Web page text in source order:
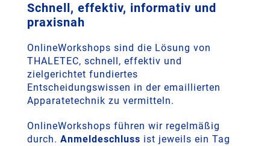
Schnell, effektiv, informativ und
praxisnah
OnlineWorkshops sind die Lösung von
THALETEC, schnell, effektiv und
zielgerichtet fundiertes
Entscheidungswissen in der emaillierten
Apparatetechnik zu vermitteln.
OnlineWorkshops führen wir regelmäßig
durch. Anmeldeschluss ist jeweils ein Tag